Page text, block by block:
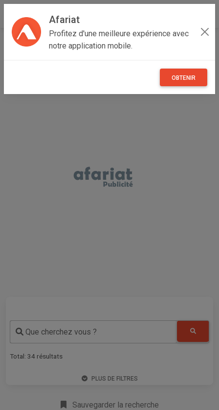
Afariat
Profitez d'une meilleure expérience avec
notre application mobile.
OBTENIR
Accueil Recherche Particulier
Que cherchez vous ?
Total: 34 résultats
PLUS DE FILTRES
Sauvegarder la recherche